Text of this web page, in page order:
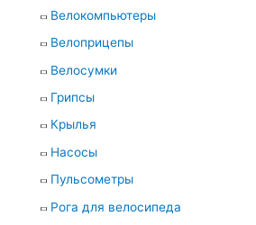
Велокомпьютеры
Велоприцепы
Велосумки
Грипсы
Крылья
Насосы
Пульсометры
Рога для велосипеда